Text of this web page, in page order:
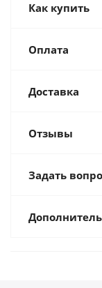
Как купить
Оплата
Доставка
Отзывы
Задать